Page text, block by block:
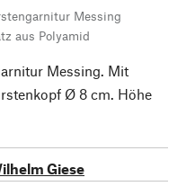
Messing
aus Polyamid
Messing. Mit
Ø 8 cm. Höhe
Giese